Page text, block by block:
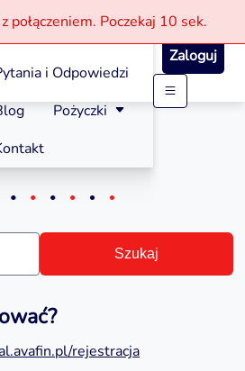
połączeniem. Poczekaj 10 sek.
Jak aplikować?
i Odpowiedzi
Pożyczki
Zaloguj
Szukaj
rejestracja